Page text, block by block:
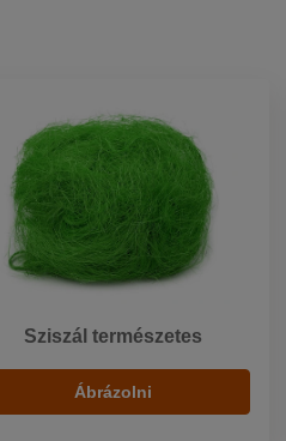
Sziszál természetes
Ábrázolni